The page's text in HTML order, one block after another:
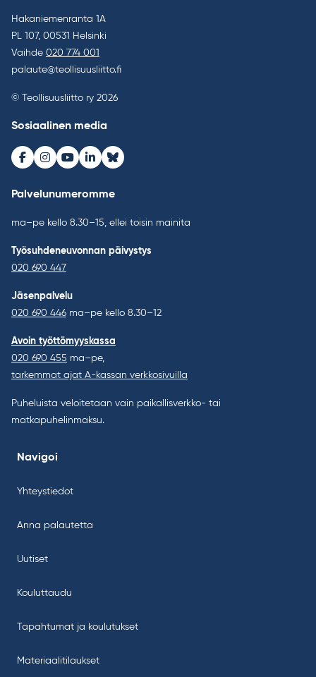
Hakaniemenranta 1A
PL 107, 00531 Helsinki
Vaihde 020 774 001
palaute@teollisuusliitto.fi
© Teollisuusliitto ry 2026
Sosiaalinen media
Facebook
Instagram
Youtube
LinkedInBluesky
Palvelunumeromme
ma–pe kello 8.30–15, ellei toisin mainita
Työsuhdeneuvonnan päivystys
020 690 447
Jäsenpalvelu
020 690 446 ma–pe kello 8.30–12
Avoin työttömyyskassa
020 690 455 ma–pe,
tarkemmat ajat A-kassan verkkosivuilla
Puheluista veloitetaan vain paikallisverkko- tai
matkapuhelinmaksu.
Navigoi
Yhteystiedot
Anna palautetta
Uutiset
Kouluttaudu
Tapahtumat ja koulutukset
Materiaalitilaukset